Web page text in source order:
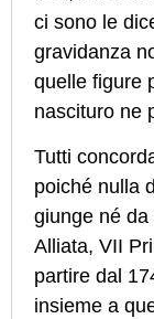
ci sono le
gravidanza
quelle figure
nascituro ne
Tutti
poiché nulla
giunge né
Alliata, VII
partire dal
insieme a